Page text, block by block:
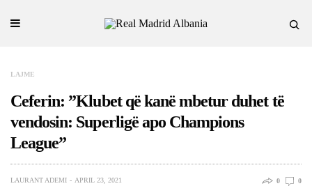
LAJME
Ceferin: ”Klubet që kanë mbetur duhet të
vendosin: Superligë apo Champions
League”
LAURANT ADEMI APRIL 23, 2021 0 0